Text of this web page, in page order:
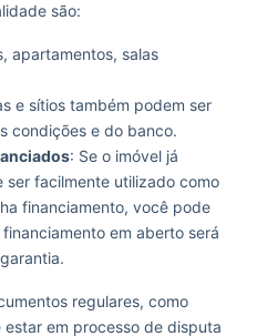
são:
apartamentos, salas
e sítios também podem ser
condições e do banco.
: Se o imóvel já
facilmente utilizado como
financiamento, você pode
em aberto será
regulares, como
em processo de disputa